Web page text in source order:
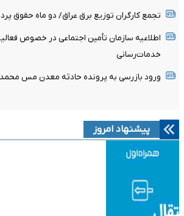
تجمع کارگران توزیع برق عراق/ دو ماه حقوق
اطلاعیه سازمان تأمین اجتماعی در خصوص
خدمات‌رسانی
ورود بازرسی به پرونده حادثه معدن مس
پیشنهاد امروز